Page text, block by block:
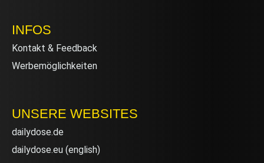
INFOS
Kontakt & Feedback
Werbemöglichkeiten
UNSERE WEBSITES
dailydose.de
dailydose.eu (english)